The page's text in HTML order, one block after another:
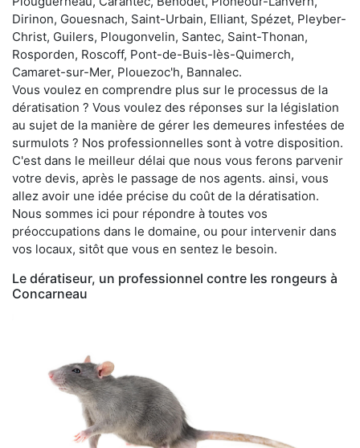
Dirinon, Gouesnach, Saint-Urbain, Elliant, Spézet, Pleyber-
Christ, Guilers, Plougonvelin, Santec, Saint-Thonan,
Rosporden, Roscoff, Pont-de-Buis-lès-Quimerch,
Camaret-sur-Mer, Plouezoc'h, Bannalec.
Vous voulez en comprendre plus sur le processus de la
dératisation ? Vous voulez des réponses sur la législation
au sujet de la manière de gérer les demeures infestées de
surmulots ? Nos professionnelles sont à votre disposition.
C'est dans le meilleur délai que nous vous ferons parvenir
votre devis, après le passage de nos agents. ainsi, vous
allez avoir une idée précise du coût de la dératisation.
Nous sommes ici pour répondre à toutes vos
préoccupations dans le domaine, ou pour intervenir dans
vos locaux, sitôt que vous en sentez le besoin.
Le dératiseur, un professionnel contre les rongeurs à
Concarneau